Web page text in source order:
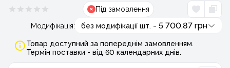
Під замовлення
Модифікація: без модифікації шт. - 5 700.87 грн
Товар доступний за попереднім замовленням.
Термін поставки - від 60 календарних днів.